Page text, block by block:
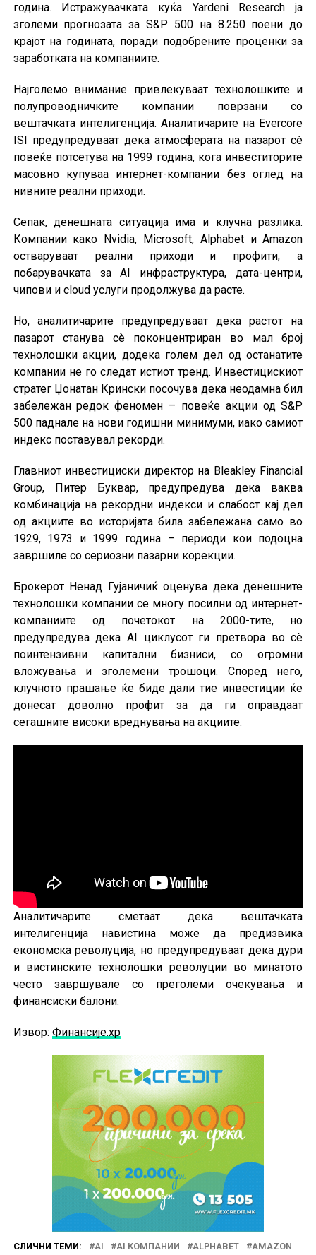
година. Истражувачката куќа Yardeni Research ја
зголеми прогнозата за S&P 500 на 8.250 поени до
крајот на годината, поради подобрените проценки за
заработката на компаниите.
Најголемо внимание привлекуваат технолошките и
полупроводничките компании поврзани со
вештачката интелигенција. Аналитичарите на Evercore
ISI предупредуваат дека атмосферата на пазарот сè
повеќе потсетува на 1999 година, кога инвеститорите
масовно купуваа интернет-компании без оглед на
нивните реални приходи.
Сепак, денешната ситуација има и клучна разлика.
Компании како Nvidia, Microsoft, Alphabet и Amazon
остваруваат реални приходи и профити, а
побарувачката за AI инфраструктура, дата-центри,
чипови и cloud услуги продолжува да расте.
Но, аналитичарите предупредуваат дека растот на
пазарот станува сè поконцентриран во мал број
технолошки акции, додека голем дел од останатите
компании не го следат истиот тренд. Инвестицискиот
стратег Џонатан Крински посочува дека неодамна бил
забележан редок феномен – повеќе акции од S&P
500 паднале на нови годишни минимуми, иако самиот
индекс поставувал рекорди.
Главниот инвестициски директор на Bleakley Financial
Group, Питер Буквар, предупредува дека ваква
комбинација на рекордни индекси и слабост кај дел
од акциите во историјата била забележана само во
1929, 1973 и 1999 година – периоди кои подоцна
завршиле со сериозни пазарни корекции.
Брокерот Ненад Гујаничиќ оценува дека денешните
технолошки компании се многу посилни од интернет-
компаниите од почетокот на 2000-тите, но
предупредува дека AI циклусот ги претвора во сè
поинтензивни капитални бизниси, со огромни
вложувања и зголемени трошоци. Според него,
клучното прашање ќе биде дали тие инвестиции ќе
донесат доволно профит за да ги оправдаат
сегашните високи вреднувања на акциите.
Аналитичарите сметаат дека вештачката
интелигенција навистина може да предизвика
економска револуција, но предупредуваат дека дури
и вистинските технолошки револуции во минатото
често завршувале со преголеми очекувања и
финансиски балони.
Извор: Финансије.хр
СЛИЧНИ ТЕМИ: AI AI КОМПАНИИ ALPHABET
AMAZON